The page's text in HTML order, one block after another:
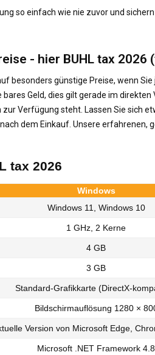
so einfach wie nie zuvor und
- hier BUHL tax
besonders günstige Preise, wenn
Geld, dies gilt gerade im
Verfügung steht. Lassen Sie sich
dem Einkauf. Unsere erfahrenen,
tax 2026
Windows
Windows 11, Windows 10
1 GHz, 2 Kerne
4 GB
3 GB
Standard-Grafikkarte (DirectX-
Bildschirmauflösung 1280 ×
Version von Microsoft Edge,
Microsoft .NET Framework 4.8